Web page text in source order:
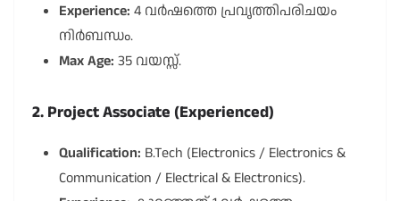
Experience: 4 വർഷത്തെ പ്രവൃത്തിപരിചയം
നിർബന്ധം.
Max Age: 35 വയസ്സ്.
2. Project Associate (Experienced)
Qualification: B.Tech (Electronics / Electronics &
Communication / Electrical & Electronics).